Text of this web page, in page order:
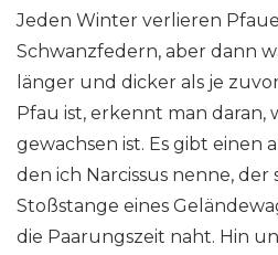
Jeden Winter verlieren
Schwanzfedern, aber dann
länger und dicker als je
Pfau ist, erkennt man daran,
gewachsen ist. Es gibt einen
den ich Narcissus nenne,
Stoßstange eines
die Paarungszeit naht. Hin